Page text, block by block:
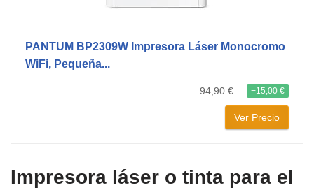
PANTUM BP2309W Impresora Láser Monocromo
WiFi, Pequeña...
94,90 € −15,00 €
Ver Precio
Impresora láser o tinta para el